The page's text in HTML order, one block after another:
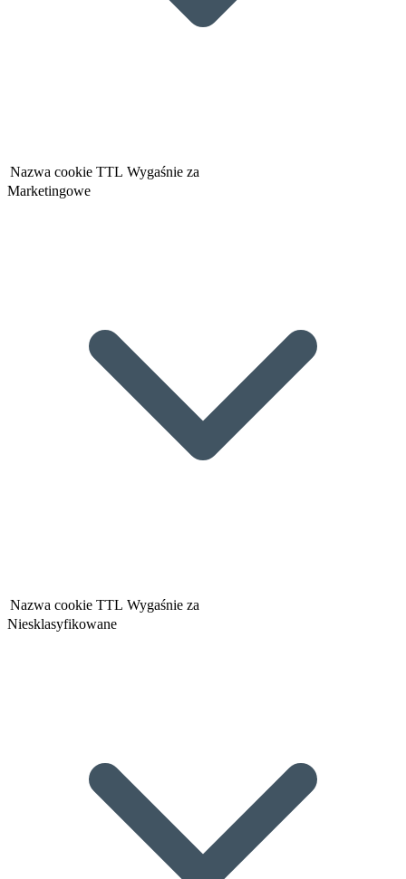
Nazwa cookie TTL Wygaśnie za
Marketingowe
Nazwa cookie TTL Wygaśnie za
Niesklasyfikowane